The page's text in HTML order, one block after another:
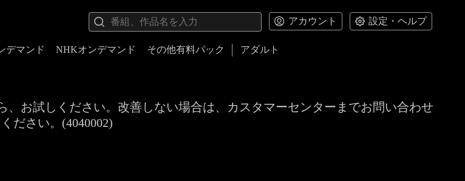
アカウント 設定・ヘルプ
デマンド NHKオンデマンド その他有料パック アダルト
お試しください。改善しない場合は、カスタマーセンターまでお問い合わせ
ください。(4040002)